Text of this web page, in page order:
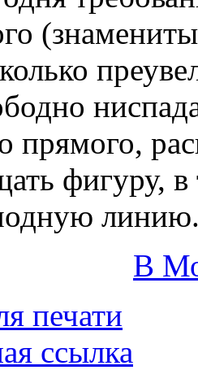
прямого,
фигуру,
В
печати
ссылка